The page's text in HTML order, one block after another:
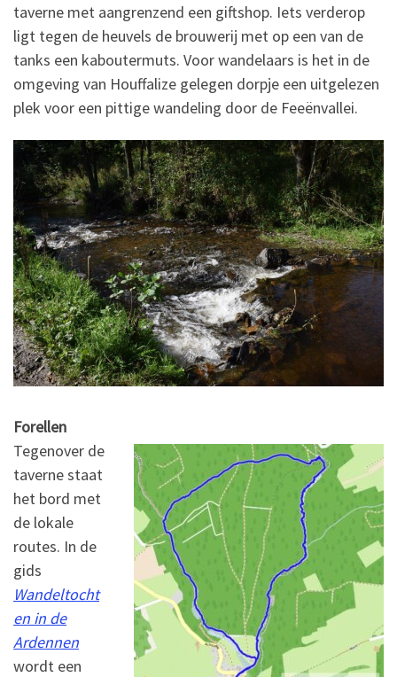
taverne met aangrenzend een giftshop. Iets verderop
ligt tegen de heuvels de brouwerij met op een van de
tanks een kaboutermuts. Voor wandelaars is het in de
omgeving van Houffalize gelegen dorpje een uitgelezen
plek voor een pittige wandeling door de Feeënvallei.
Forellen
Tegenover de
taverne staat
het bord met
de lokale
routes. In de
gids
Wandeltocht
en in de
Ardennen
wordt een